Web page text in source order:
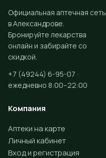
Официальная аптечная сеть
в Александрове.
Бронируйте лекарства
онлайн и забирайте со
скидкой.
+7 (49244) 6-95-07 ·
ежедневно 8:00–22:00
Компания
Аптеки на карте
Личный кабинет
Вход и регистрация